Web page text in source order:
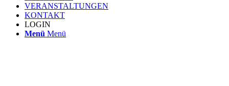
VERANSTALTUNGEN
KONTAKT
LOGIN
Menü Menü